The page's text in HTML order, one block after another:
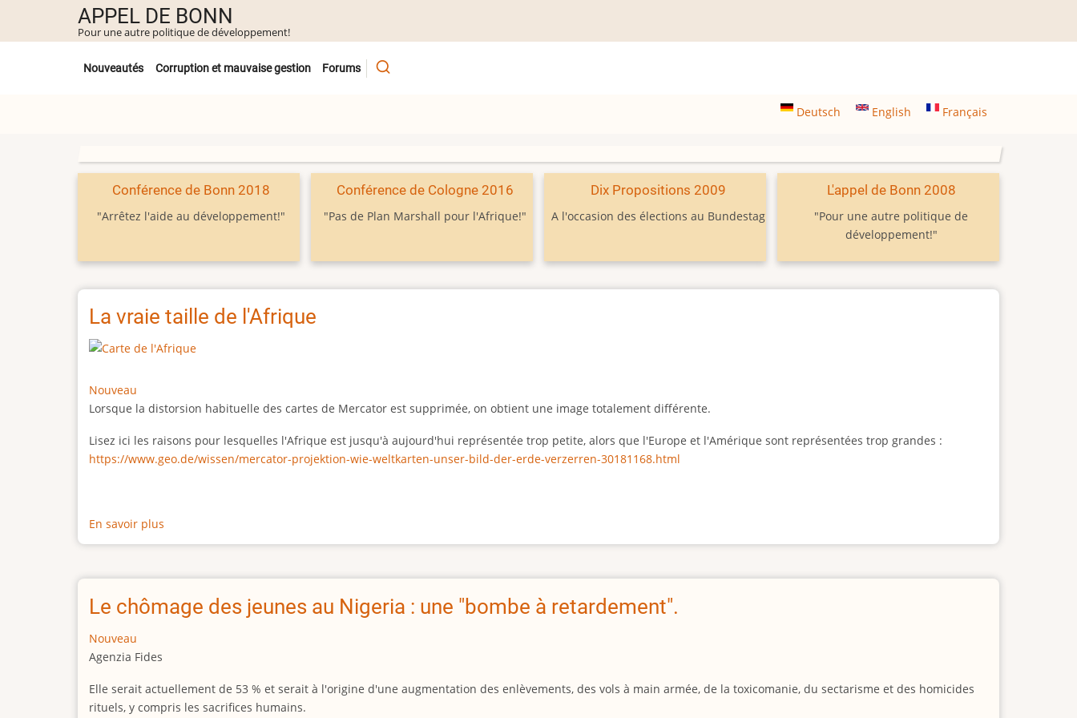
contenu
APPEL DE BONN
Pour une autre politique de développement!
Untermenü
Nouveautés Corruption et mauvaise gestion Forums
Deutsch English Français
Conférence de Bonn 2018
"Arrêtez l'aide au développement!"
Conférence de Cologne 2016
"Pas de Plan Marshall pour l'Afrique!"
Dix Propositions 2009
A l'occasion des élections au Bundestag
L'appel de Bonn 2008
"Pour une autre politique de
développement!"
La vraie taille de l'Afrique
Nouveau
Lorsque la distorsion habituelle des cartes de Mercator est supprimée, on obtient une image totalement différente.
Lisez ici les raisons pour lesquelles l'Afrique est jusqu'à aujourd'hui représentée trop petite, alors que l'Europe et l'Amérique sont représentées trop grandes :
https://www.geo.de/wissen/mercator-projektion-wie-weltkarten-unser-bild-der-erde-verzerren-30181168.html
En savoir plus
La
taille
l'Afrique
Le chômage des jeunes au Nigeria : une "bombe à retardement".
Nouveau
Agenzia Fides
Elle serait actuellement de 53 % et serait à l'origine d'une augmentation des enlèvements, des vols à main armée, de la toxicomanie, du sectarisme et des homicides
rituels, y compris les sacrifices humains.